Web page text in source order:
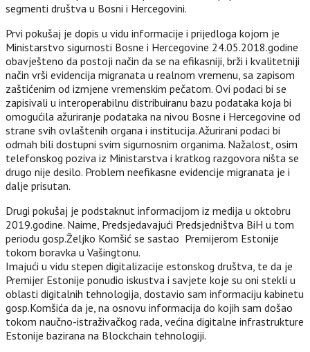
segmenti društva u Bosni i Hercegovini.
Prvi pokušaj je dopis u vidu informacije i prijedloga kojom je
Ministarstvo sigurnosti Bosne i Hercegovine 24.05.2018.godine
obavješteno da postoji način da se na efikasniji, brži i kvalitetniji
način vrši evidencija migranata u realnom vremenu, sa zapisom
zaštićenim od izmjene vremenskim pečatom. Ovi podaci bi se
zapisivali u interoperabilnu distribuiranu bazu podataka koja bi
omogućila ažuriranje podataka na nivou Bosne i Hercegovine od
strane svih ovlaštenih organa i institucija. Ažurirani podaci bi
odmah bili dostupni svim sigurnosnim organima. Nažalost, osim
telefonskog poziva iz Ministarstva i kratkog razgovora ništa se
drugo nije desilo. Problem neefikasne evidencije migranata je i
dalje prisutan.
Drugi pokušaj je podstaknut informacijom iz medija u oktobru
2019.godine. Naime, Predsjedavajući Predsjedništva BiH u tom
periodu gosp.Željko Komšić se sastao Premijerom Estonije
tokom boravka u Vašingtonu.
Imajući u vidu stepen digitalizacije estonskog društva, te da je
Premijer Estonije ponudio iskustva i savjete koje su oni stekli u
oblasti digitalnih tehnologija, dostavio sam informaciju kabinetu
gosp.Komšića da je, na osnovu informacija do kojih sam došao
tokom naučno-istraživačkog rada, većina digitalne infrastrukture
Estonije bazirana na Blockchain tehnologiji.